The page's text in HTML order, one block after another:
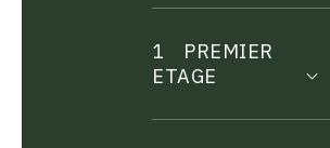
1
PREMIER
ETAGE